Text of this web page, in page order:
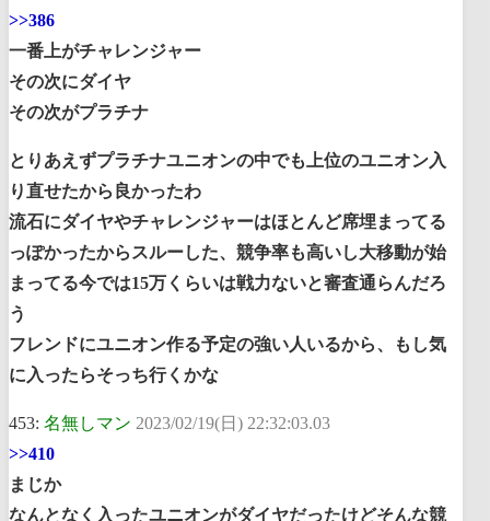
>>386
一番上がチャレンジャー
その次にダイヤ
その次がプラチナ
とりあえずプラチナユニオンの中でも上位のユニオン入
り直せたから良かったわ
流石にダイヤやチャレンジャーはほとんど席埋まってる
っぽかったからスルーした、競争率も高いし大移動が始
まってる今では15万くらいは戦力ないと審査通らんだろ
う
フレンドにユニオン作る予定の強い人いるから、もし気
に入ったらそっち行くかな
453: 名無しマン 2023/02/19(日) 22:32:03.03
>>410
まじか
なんとなく入ったユニオンがダイヤだったけどそんな競